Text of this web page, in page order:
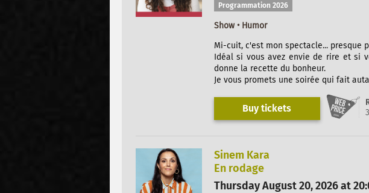
Programmation 2026
Show • Humor
Mi-cuit, c'est mon spectacle... presque
Idéal si vous avez envie de rire et si
donne la recette du bonheur.
Je vous promets une soirée qui fait
Buy tickets
Sinem Kara
En rodage
Thursday August 20, 2026 at